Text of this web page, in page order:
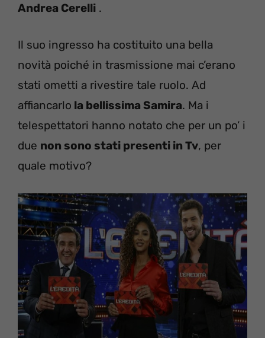
Andrea Cerelli .
Il suo ingresso ha costituito una bella
novità poiché in trasmissione mai c’erano
stati ometti a rivestire tale ruolo. Ad
affiancarlo la bellissima Samira. Ma i
telespettatori hanno notato che per un po’ i
due non sono stati presenti in Tv, per
quale motivo?